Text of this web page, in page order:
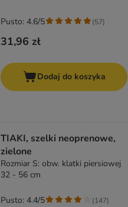
31,96 zł
Pusto: 4.6/5 (57)
Dodaj do koszyka
TIAKI, szelki neoprenowe,
zielone
Rozmiar S: obw. klatki piersiowej
32 - 56 cm
Pusto: 4.4/5 (147)